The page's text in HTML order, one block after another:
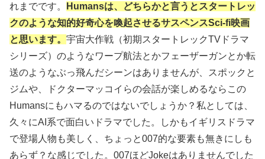
れまでです。
Humansは、どちらかと言うとスタートレッ
クのような知的好奇心を喚起させるサスペンスSci-fi映画
と思います。 宇宙大作戦（初期スタートレックTVドラマ
シリーズ）のようなワープ航法とかフェーザーガンとか転
送のようなぶっ飛んだシーンはありませんが、スポックと
ジムや、ドクターマッコイらの会話が楽しめるならこの
Humansにもハマるのではないでしょうか？私としては、
久々にAI系で面白いドラマでした。しかもイギリスドラマ
で登場人物も美しく、ちょっと007的な要素も無きにしも
あらず？な感じでした。007ほどJokeはありませんでした